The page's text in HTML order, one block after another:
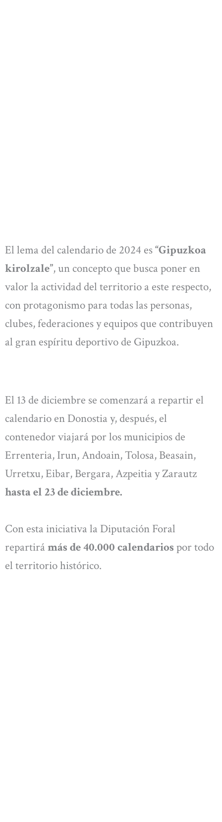
El lema del calendario de 2024 es“Gipuzkoa
kirolzale”, un concepto que busca poner en
valor la actividad del territorio a este respecto,
con protagonismo para todas las personas,
clubes, federaciones y equipos que contribuyen
al gran espíritu deportivo de Gipuzkoa.
El 13 de diciembre se comenzará a repartir el
calendario en Donostia y, después, el
contenedor viajará por los municipios de
Errenteria, Irun, Andoain, Tolosa, Beasain,
Urretxu, Eibar, Bergara, Azpeitia y Zarautz
hasta el 23 de diciembre.
Con esta iniciativa la Diputación Foral
repartirá más de 40.000 calendarios por todo
el territorio histórico.